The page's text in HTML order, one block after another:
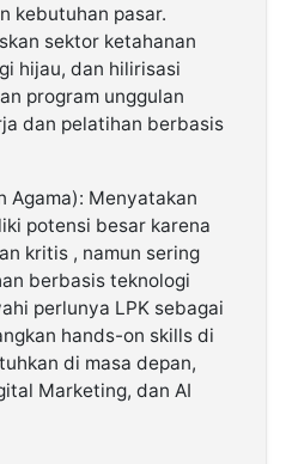
kebutuhan pasar.
sektor ketahanan
hijau, dan hilirisasi
program unggulan
dan pelatihan berbasis
Agama): Menyatakan
potensi besar karena
kritis , namun sering
berbasis teknologi
perlunya LPK sebagai
hands-on skills di
di masa depan,
Marketing, dan AI